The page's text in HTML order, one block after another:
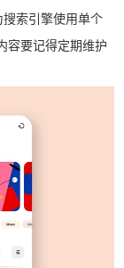
索引擎使用单个
容要记得定期维护